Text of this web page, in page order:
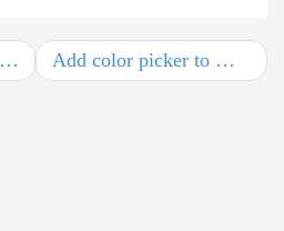
Add color picker to Woocommerce settings